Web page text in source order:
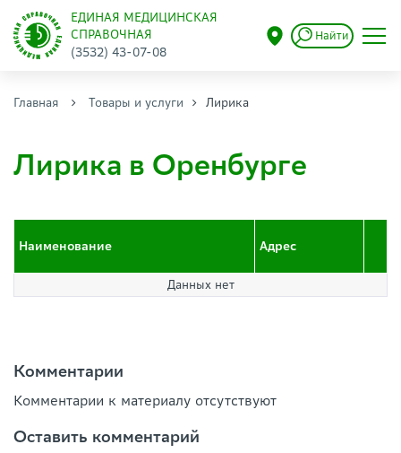
ЕДИНАЯ МЕДИЦИНСКАЯ
СПРАВОЧНАЯ
(3532) 43-07-08
Найти
Главная Товары и услуги Лирика
Лирика в Оренбурге
Наименование Адрес
Данных нет
Комментарии
Комментарии к материалу отсутствуют
Оставить комментарий